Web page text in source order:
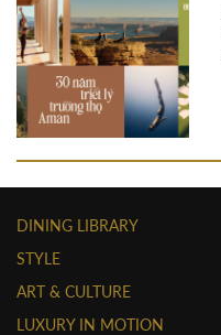
DINING LIBRARY
STYLE
ART & CULTURE
LUXURY IN MOTION